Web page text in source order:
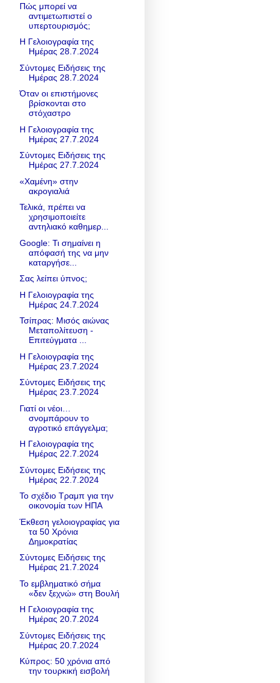
Πώς μπορεί να
αντιμετωπιστεί ο
υπερτουρισμός;
Η Γελοιογραφία της
Ημέρας 28.7.2024
Σύντομες Ειδήσεις της
Ημέρας 28.7.2024
Όταν οι επιστήμονες
βρίσκονται στο
στόχαστρο
Η Γελοιογραφία της
Ημέρας 27.7.2024
Σύντομες Ειδήσεις της
Ημέρας 27.7.2024
«Χαμένη» στην
ακρογιαλιά
Τελικά, πρέπει να
χρησιμοποιείτε
αντηλιακό καθημερ...
Google: Τι σημαίνει η
απόφασή της να μην
καταργήσε...
Σας λείπει ύπνος;
Η Γελοιογραφία της
Ημέρας 24.7.2024
Τσίπρας: Μισός αιώνας
Μεταπολίτευση -
Επιτεύγματα ...
Η Γελοιογραφία της
Ημέρας 23.7.2024
Σύντομες Ειδήσεις της
Ημέρας 23.7.2024
Γιατί οι νέοι…
σνομπάρουν το
αγροτικό επάγγελμα;
Η Γελοιογραφία της
Ημέρας 22.7.2024
Σύντομες Ειδήσεις της
Ημέρας 22.7.2024
Το σχέδιο Τραμπ για την
οικονομία των ΗΠΑ
Έκθεση γελοιογραφίας για
τα 50 Χρόνια
Δημοκρατίας
Σύντομες Ειδήσεις της
Ημέρας 21.7.2024
Το εμβληματικό σήμα
«δεν ξεχνώ» στη Βουλή
Η Γελοιογραφία της
Ημέρας 20.7.2024
Σύντομες Ειδήσεις της
Ημέρας 20.7.2024
Κύπρος: 50 χρόνια από
την τουρκική εισβολή